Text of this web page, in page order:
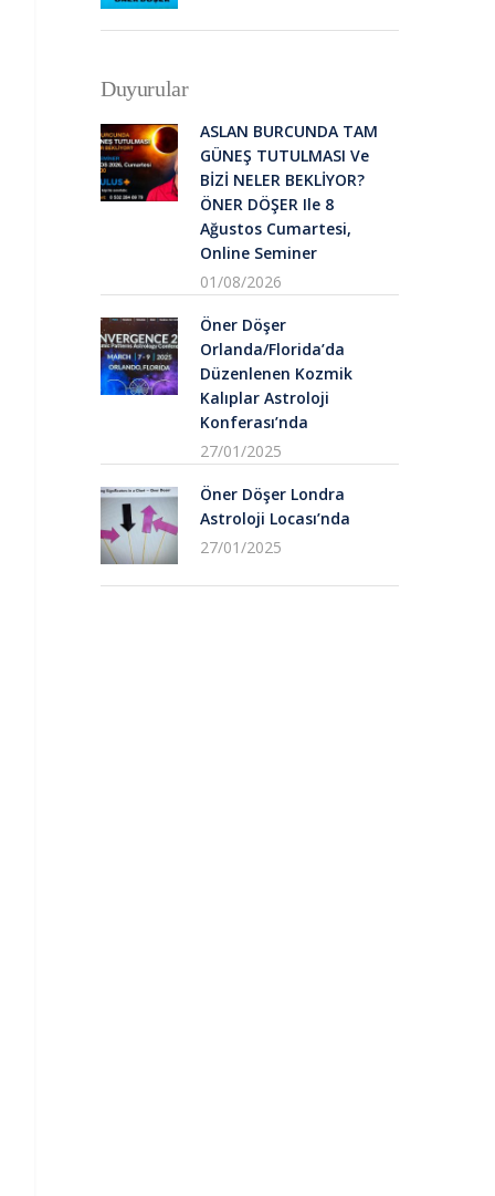
Duyurular
ASLAN BURCUNDA TAM
GÜNEŞ TUTULMASI Ve
BİZİ NELER BEKLİYOR?
ÖNER DÖŞER Ile 8
Ağustos Cumartesi,
Online Seminer
01/08/2026
Öner Döşer
Orlanda/Florida’da
Düzenlenen Kozmik
Kalıplar Astroloji
Konferası’nda
27/01/2025
Öner Döşer Londra
Astroloji Locası’nda
27/01/2025